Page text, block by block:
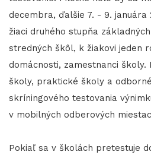
decembra, ďalšie 7. - 9. januára
žiaci druhého stupňa
stredných škôl, k žiakovi jeden
domácnosti, zamestnanci
školy, praktické školy a
skríningového testovania
v mobilných odberových
Pokiaľ sa v školách pretestuje